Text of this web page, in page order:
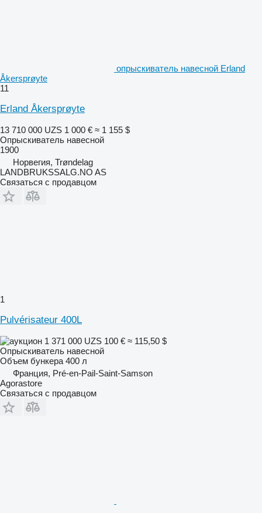
опрыскиватель навесной Erland
Åkersprøyte
11
Erland Åkersprøyte
13 710 000 UZS 1 000 € ≈ 1 155 $
Опрыскиватель навесной
1900
Норвегия, Trøndelag
LANDBRUKSSALG.NO AS
Связаться с продавцом
1
Pulvérisateur 400L
1 371 000 UZS 100 € ≈ 115,50 $
Опрыскиватель навесной
Объем бункера 400 л
Франция, Pré-en-Pail-Saint-Samson
Agorastore
Связаться с продавцом